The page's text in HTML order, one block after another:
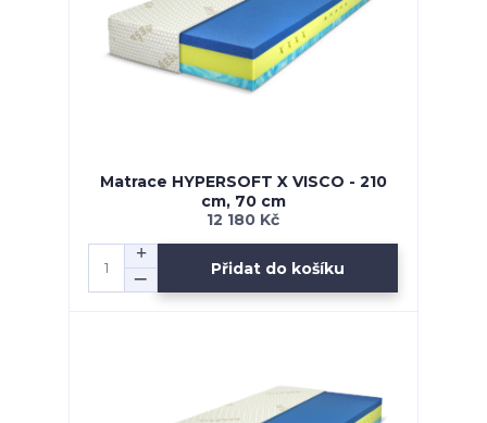
Matrace HYPERSOFT X VISCO - 210
cm, 70 cm
12 180 Kč
Přidat do košíku